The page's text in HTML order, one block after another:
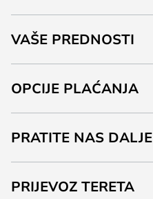
VAŠE PREDNOSTI
OPCIJE PLAĆANJA
PRATITE NAS DALJE
PRIJEVOZ TERETA